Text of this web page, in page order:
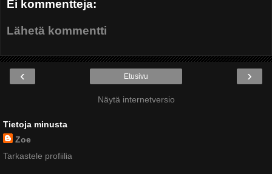
Ei kommentteja:
Lähetä kommentti
‹ ›
Etusivu
Näytä internetversio
Tietoja minusta
Zoe
Tarkastele profiilia